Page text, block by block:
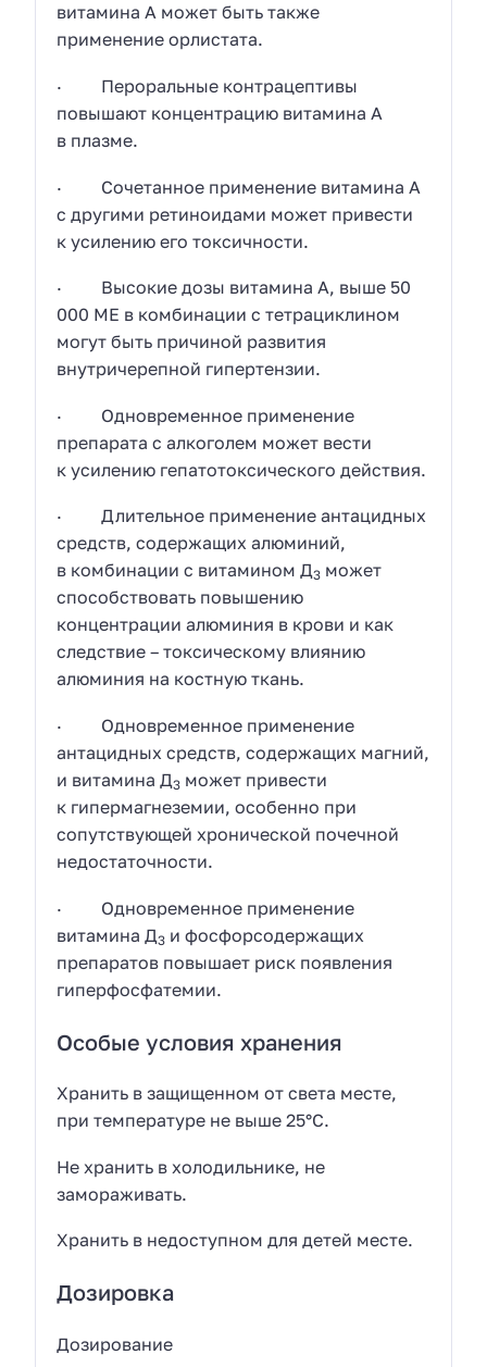
витамина А может быть также
применение орлистата.
· Пероральные контрацептивы
повышают концентрацию витамина A
в плазме.
· Сочетанное применение витамина А
с другими ретиноидами может привести
к усилению его токсичности.
· Высокие дозы витамина A, выше 50
000 МЕ в комбинации с тетрациклином
могут быть причиной развития
внутричерепной гипертензии.
· Одновременное применение
препарата с алкоголем может вести
к усилению гепатотоксического действия.
· Длительное применение антацидных
средств, содержащих алюминий,
в комбинации с витамином Д3 может
способствовать повышению
концентрации алюминия в крови и как
следствие – токсическому влиянию
алюминия на костную ткань.
· Одновременное применение
антацидных средств, содержащих магний,
и витамина Д3 может привести
к гипермагнеземии, особенно при
сопутствующей хронической почечной
недостаточности.
· Одновременное применение
витамина Д3 и фосфорсодержащих
препаратов повышает риск появления
гиперфосфатемии.
Особые условия хранения
Хранить в защищенном от света месте,
при температуре не выше 25°С.
Не хранить в холодильнике, не
замораживать.
Хранить в недоступном для детей месте.
Дозировка
Дозирование